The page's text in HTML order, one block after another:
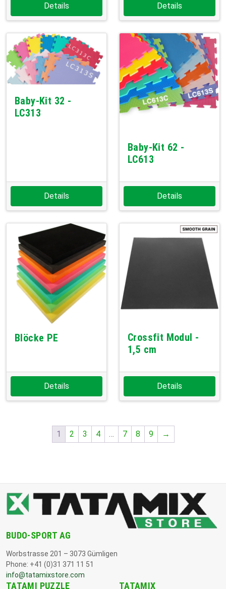
Details Details
Baby-Kit 32 -
LC313
Details
Baby-Kit 62 -
LC613
Details
Blöcke PE
Details
Crossfit Modul -
1,5 cm
Details
1 2 3 4 7 8 9 →
BUDO-SPORT AG
Worbstrasse 201 – 3073 Gümligen
Phone: +41 (0)31 371 11 51
info@tatamixstore.com
TATAMI PUZZLE TATAMIX